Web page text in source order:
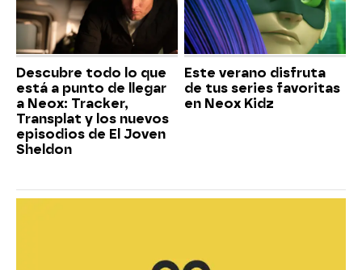
Descubre todo lo que
está a punto de llegar
a Neox: Tracker,
Transplat y los nuevos
episodios de El Joven
Sheldon
Este verano disfruta
de tus series favoritas
en Neox Kidz